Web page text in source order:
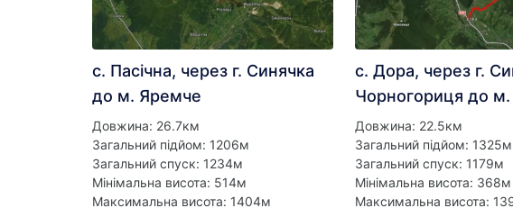
с. Пасічна, через г. Синячка
до м. Яремче
Довжина: 26.7км
Загальний підйом: 1206м
Загальний спуск: 1234м
Мінімальна висота: 514м
Максимальна висота: 1404м
с. Дора, через г.
Чорногориця до
Довжина: 22.5км
Загальний підйом: 1325м
Загальний спуск: 1179м
Мінімальна висота: 368м
Максимальна висота: